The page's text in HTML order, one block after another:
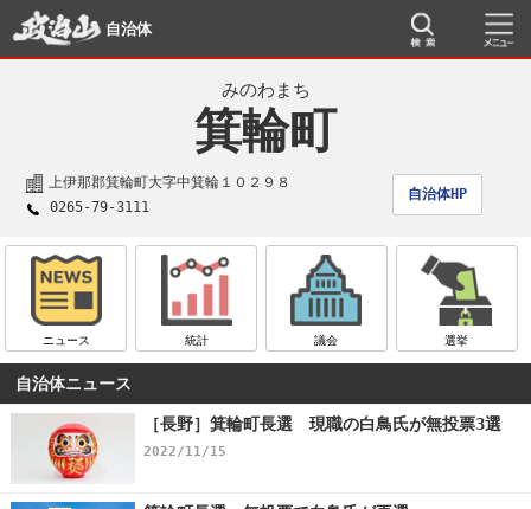
自治体
みのわまち
箕輪町
上伊那郡箕輪町大字中箕輪１０２９８
自治体HP
0265-79-3111
ニュース 統計 議会 選挙
自治体ニュース
［長野］箕輪町長選 現職の白鳥氏が無投票3選
2022/11/15